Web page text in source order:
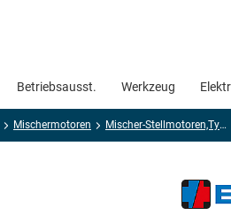
Betriebsausst. Werkzeug
Mischermotoren Mischer-Stellmotoren,Typ ARA